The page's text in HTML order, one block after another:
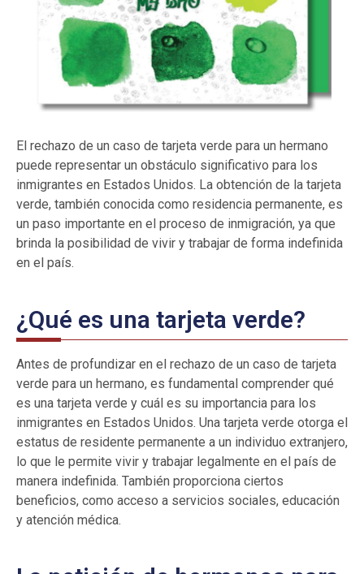
El rechazo de un caso de tarjeta verde para un hermano
puede representar un obstáculo significativo para los
inmigrantes en Estados Unidos. La obtención de la tarjeta
verde, también conocida como residencia permanente, es
un paso importante en el proceso de inmigración, ya que
brinda la posibilidad de vivir y trabajar de forma indefinida
en el país.
¿Qué es una tarjeta verde?
Antes de profundizar en el rechazo de un caso de tarjeta
verde para un hermano, es fundamental comprender qué
es una tarjeta verde y cuál es su importancia para los
inmigrantes en Estados Unidos. Una tarjeta verde otorga el
estatus de residente permanente a un individuo extranjero,
lo que le permite vivir y trabajar legalmente en el país de
manera indefinida. También proporciona ciertos
beneficios, como acceso a servicios sociales, educación
y atención médica.